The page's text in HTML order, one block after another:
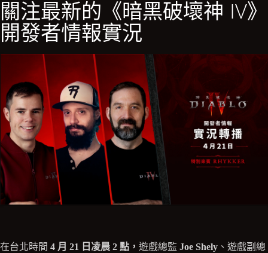
關注最新的《暗黑破壞神 IV》
開發者情報實況
在台北時間 4 月 21 日凌晨 2 點， 遊戲總監 Joe Shely 、遊戲副總